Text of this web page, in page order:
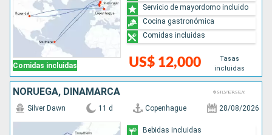
Comidas incluidas US$ 12,000
Tasas
incluidas
Servicio de mayordomo incluido
Cocina gastronómica
Comidas incluidas
NORUEGA, DINAMARCA
Silver Dawn 11 d Copenhague 28/08/2026
Bebidas incluidas